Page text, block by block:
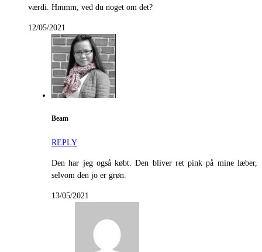
værdi. Hmmm, ved du noget om det?
12/05/2021
Beam
REPLY
Den har jeg også købt. Den bliver ret pink på mine læber,
selvom den jo er grøn.
13/05/2021